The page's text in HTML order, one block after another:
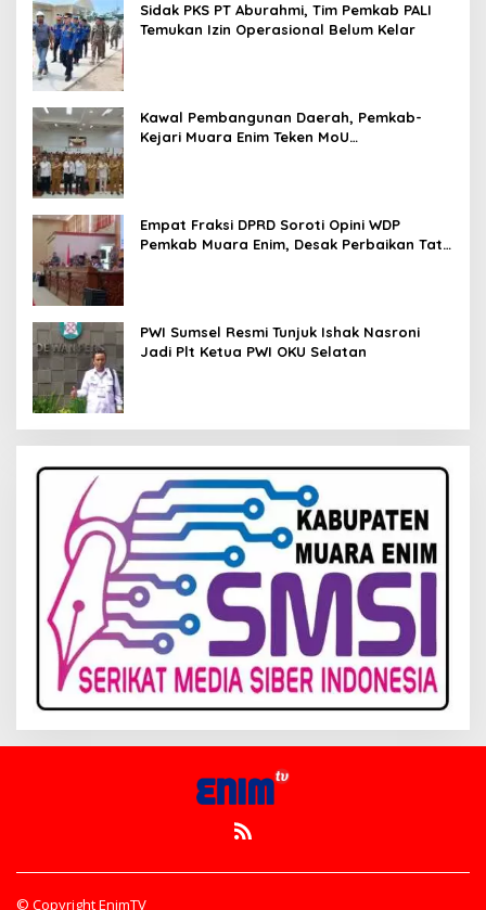
Sidak PKS PT Aburahmi, Tim Pemkab PALI
Temukan Izin Operasional Belum Kelar
Kawal Pembangunan Daerah, Pemkab-
Kejari Muara Enim Teken MoU
Empat Fraksi DPRD Soroti Opini WDP
Pemkab Muara Enim, Desak Perbaikan Tata
PWI Sumsel Resmi Tunjuk Ishak Nasroni
Jadi Plt Ketua PWI OKU Selatan
© Copyright EnimTV